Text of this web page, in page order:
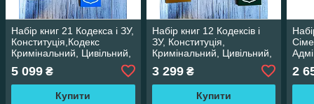
Набір книг 21 Кодекса і ЗУ,
Конституція,Кодекс
Кримінальний, Цивільний,
Сімейний, Господарський,
Конвенція
5 099 ₴
Купити
Набір книг 12 Кодексів і
ЗУ, Конституція,
Кримінальний, Цивільний,
Сімейний, Господарський,
Конвенція
3 299₴
Купити
2